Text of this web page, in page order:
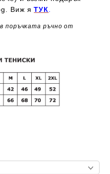
Виж яТУК
поръчката ръчно от